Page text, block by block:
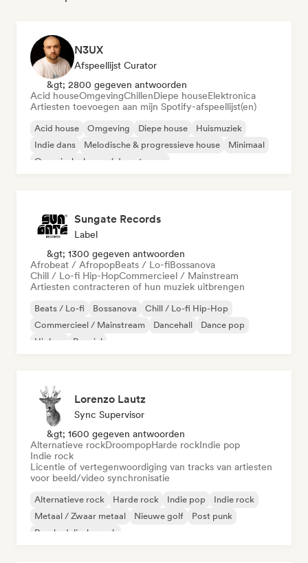
N3UX
Afspeellijst Curator
&gt; 2800 gegeven antwoorden
Acid houseOmgevingChillenDiepe houseElektronica
Artiesten toevoegen aan mijn Spotify-afspeellijst(en)
Acid house Omgeving Diepe house
Huismuziek
Indie dans
Melodische & progressieve house
Minimaal
Organische house / downtempo
Sungate Records
Label
&gt; 1300 gegeven antwoorden
Afrobeat / AfropopBeats / Lo-fiBossanova
Chill / Lo-fi Hip-HopCommercieel / Mainstream
Artiesten contracteren of hun muziek uitbrengen
Beats / Lo-fi Bossanova
Chill / Lo-fi Hip-Hop
Commercieel / Mainstream
Dancehall
Dance pop
Hiphop
Popziel
Lorenzo Lautz
Sync Supervisor
&gt; 1600 gegeven antwoorden
Alternatieve rockDroompopHarde rockIndie pop
Indie rock
Licentie of vertegenwoordiging van tracks van artiesten
voor beeld/video synchronisatie
Alternatieve rock Harde rock Indie pop
Indie rock
Metaal / Zwaar metaal
Nieuwe golf
Post punk
Psychedelische rock